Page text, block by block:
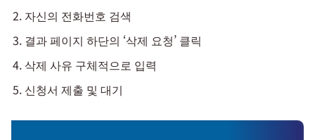
자신의 전화번호 검색
결과 페이지 하단의 ‘삭제 요청’ 클릭
삭제 사유 구체적으로 입력
신청서 제출 및 대기